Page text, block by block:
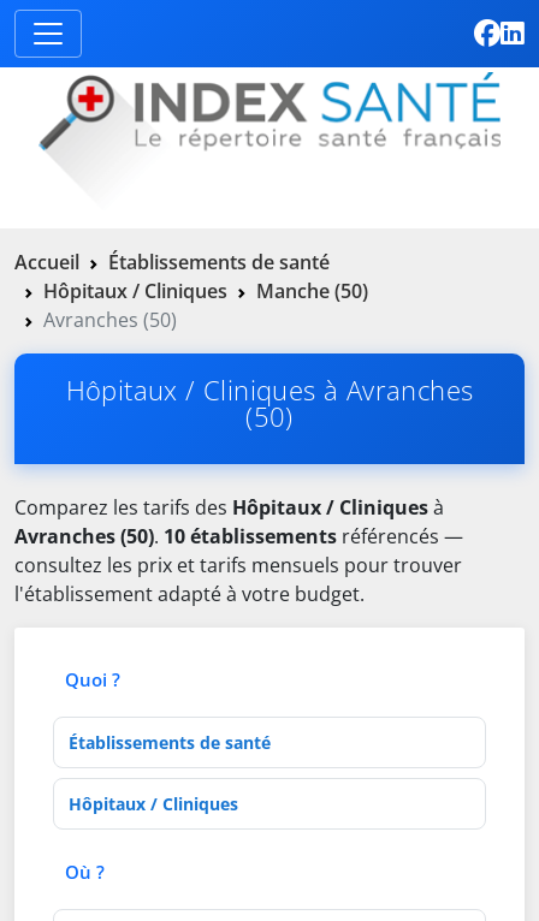
Accueil
Établissements de santé
Hôpitaux / Cliniques
Manche (50)
Avranches (50)
Hôpitaux / Cliniques à Avranches
(50)
Comparez les tarifs des Hôpitaux / Cliniquesà
Avranches (50). 10 établissements référencés —
consultez les prix et tarifs mensuels pour trouver
l'établissement adapté à votre budget.
Quoi ?
Type d'établissement
Activités de soins
Où ?